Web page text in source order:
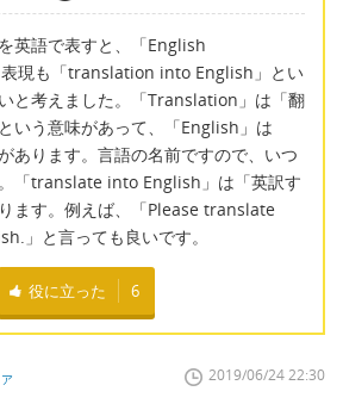
英語で表すと、「English
現も「translation into English」とい
と考えました。「Translation」は「翻
いう意味があって、「English」は
あります。言語の名前ですので、いつ
「translate into English」は「英訳す
ます。例えば、「Please translate
」と言っても良いです。
役に立った 6
2019/06/24 22:30